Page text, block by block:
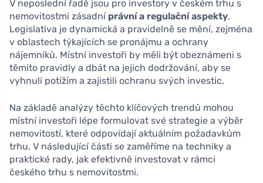
V neposlední řadě jsou pro investory v českém trhu s
nemovitostmi zásadní právní a regulační aspekty.
Legislativa je dynamická a pravidelně se mění, zejména
v oblastech týkajících se pronájmu a ochrany
nájemníků. Místní investoři by měli být obeznámeni s
těmito pravidly a dbát na jejich dodržování, aby se
vyhnuli potížím a zajistili ochranu svých investic.
Na základě analýzy těchto klíčových trendů mohou
místní investoři lépe formulovat své strategie a výběr
nemovitostí, které odpovídají aktuálním požadavkům
trhu. V následující části se zaměříme na techniky a
praktické rady, jak efektivně investovat v rámci
českého trhu s nemovitostmi.